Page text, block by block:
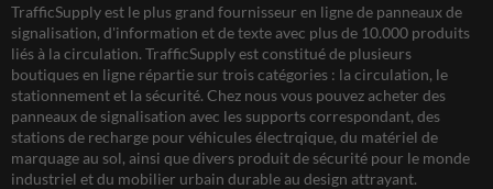
TrafficSupply est le plus grand fournisseur en ligne de panneaux de
signalisation, d'information et de texte avec plus de 10.000 produits
liés à la circulation. TrafficSupply est constitué de plusieurs
boutiques en ligne répartie sur trois catégories : la circulation, le
stationnement et la sécurité. Chez nous vous pouvez acheter des
panneaux de signalisation avec les supports correspondant, des
stations de recharge pour véhicules électrqique, du matériel de
marquage au sol, ainsi que divers produit de sécurité pour le monde
industriel et du mobilier urbain durable au design attrayant.